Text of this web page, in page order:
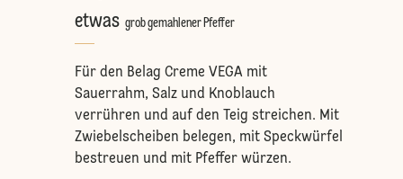
etwas grob gemahlener Pfeffer
Für den Belag Creme VEGA mit
Sauerrahm, Salz und Knoblauch
verrühren und auf den Teig streichen. Mit
Zwiebelscheiben belegen, mit Speckwürfel
bestreuen und mit Pfeffer würzen.